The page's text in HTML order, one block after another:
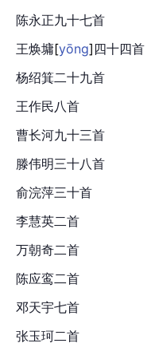
陈永正九十七首
王焕墉[yōng] 四十四首
杨绍箕二十九首
王作民八首
曹长河九十三首
滕伟明三十八首
俞浣萍三十首
李慧英二首
万朝奇二首
陈应鸾二首
邓天宇七首
张玉珂二首